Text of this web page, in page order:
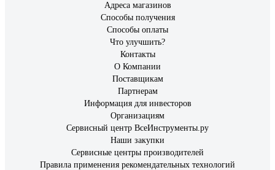
Адреса магазинов
Способы получения
Способы оплаты
Что улучшить?
Контакты
О Компании
Поставщикам
Партнерам
Информация для инвесторов
Организациям
Сервисный центр ВсеИнструменты.ру
Наши закупки
Сервисные центры производителей
Правила применения рекомендательных технологий